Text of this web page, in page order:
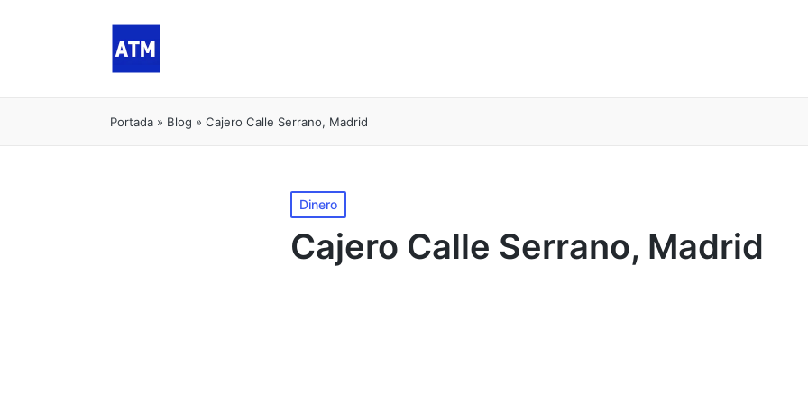
Portada » Blog » Cajero Calle Serrano, Madrid
Publicado
en
Dinero
Cajero Calle Serrano, Madrid